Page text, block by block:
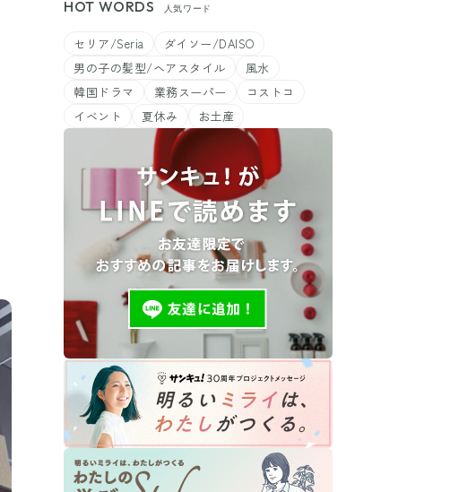
HOT WORDS 人気ワード
セリア/Seria
ダイソー/DAISO
男の子の髪型/ヘアスタイル
風水
韓国ドラマ
業務スーパー
コストコ
イベント
夏休み お土産